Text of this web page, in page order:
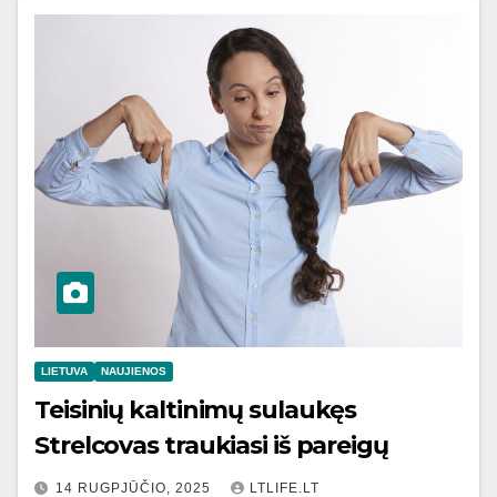
LIETUVA NAUJIENOS
Teisinių kaltinimų sulaukęs
Strelcovas traukiasi iš pareigų
14 RUGPJŪČIO, 2025 LTLIFE.LT